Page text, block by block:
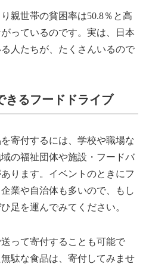
親世帯の貧困率は50.8％と高
っているのです。実は、日本
人たちが、たくさんいるので
きるフードドライブ
寄付するには、学校や職場な
の福祉団体や施設・フードバ
ります。イベントのときにフ
業や自治体も多いので、もし
足を運んでみてください。
って寄付することも可能で
駄な食品は、寄付してみませ